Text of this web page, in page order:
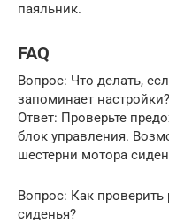
паяльник.
FAQ
Вопрос: Что делать,
запоминает настройки?
Ответ: Проверьте
блок управления.
шестерни мотора
Вопрос: Как
сиденья?